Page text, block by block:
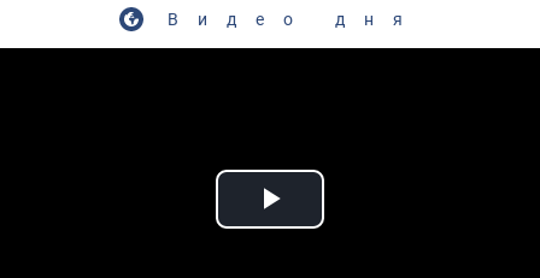
Видео дня
Play Video